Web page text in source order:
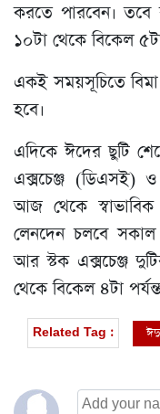
করতে পারবেন।
১০টা থেকে বিকেল ৫টা
একই সময়সূচিতে বিমা
হবে।
এদিকে ঈদের ছুটি
এক্সচেঞ্জ (ডিএসই) ও
আজ থেকে
লেনদেন চলবে
আর স্টক এক্সচেঞ্জ
থেকে বিকেল ৪টা
Related Tag :